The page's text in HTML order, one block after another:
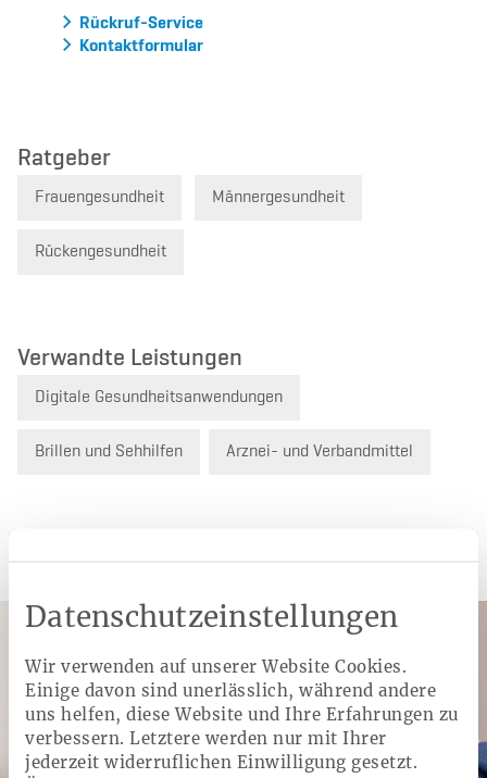
Datenschutzeinstellungen
Wir verwenden auf unserer Website Cookies.
Einige davon sind unerlässlich, während andere
uns helfen, diese Website und Ihre Erfahrungen zu
verbessern. Letztere werden nur mit Ihrer
jederzeit widerruflichen Einwilligung gesetzt.
Rückruf-Service
Kontaktformular
Ratgeber
Frauengesundheit Männergesundheit
Rückengesundheit
Verwandte Leistungen
Digitale Gesundheitsanwendungen
Brillen und Sehhilfen Arznei- und Verbandmittel